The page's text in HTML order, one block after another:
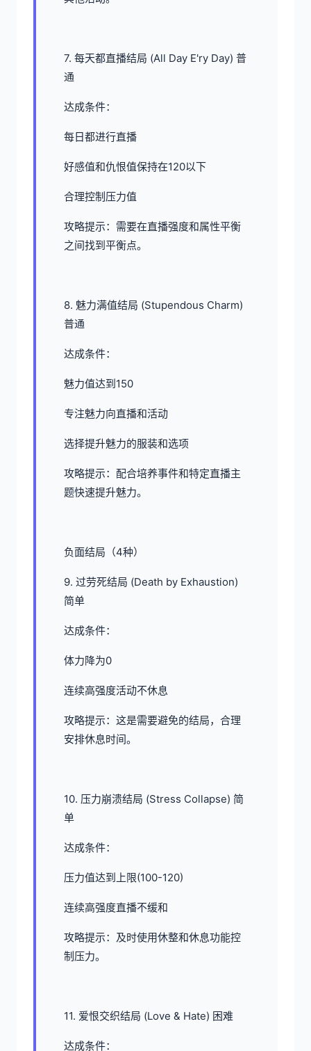
7. 每天都直播结局 (All Day E'ry Day) 普
通
达成条件：
每日都进行直播
好感值和仇恨值保持在120以下
合理控制压力值
攻略提示：需要在直播强度和属性平衡
之间找到平衡点。
8. 魅力满值结局 (Stupendous Charm)
普通
达成条件：
魅力值达到150
专注魅力向直播和活动
选择提升魅力的服装和选项
攻略提示：配合培养事件和特定直播主
题快速提升魅力。
负面结局（4种）
9. 过劳死结局 (Death by Exhaustion)
简单
达成条件：
体力降为0
连续高强度活动不休息
攻略提示：这是需要避免的结局，合理
安排休息时间。
10. 压力崩溃结局 (Stress Collapse) 简
单
达成条件：
压力值达到上限(100-120)
连续高强度直播不缓和
攻略提示：及时使用休整和休息功能控
制压力。
11. 爱恨交织结局 (Love & Hate) 困难
达成条件：